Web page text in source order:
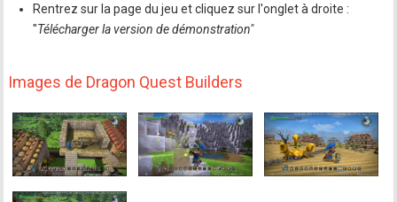
Rentrez sur la page du jeu et cliquez sur l'onglet à droite :
"Télécharger la version de démonstration"
Images de Dragon Quest Builders